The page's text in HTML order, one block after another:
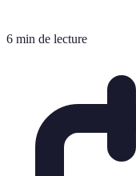
6 min de lecture